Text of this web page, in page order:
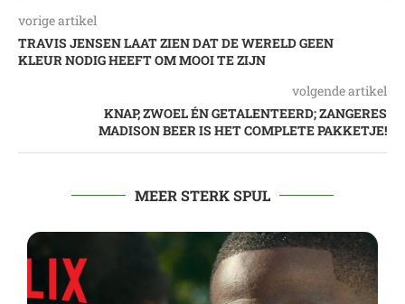
vorige artikel
TRAVIS JENSEN LAAT ZIEN DAT DE WERELD GEEN
KLEUR NODIG HEEFT OM MOOI TE ZIJN
volgende artikel
KNAP, ZWOEL ÉN GETALENTEERD; ZANGERES
MADISON BEER IS HET COMPLETE PAKKETJE!
MEER STERK SPUL